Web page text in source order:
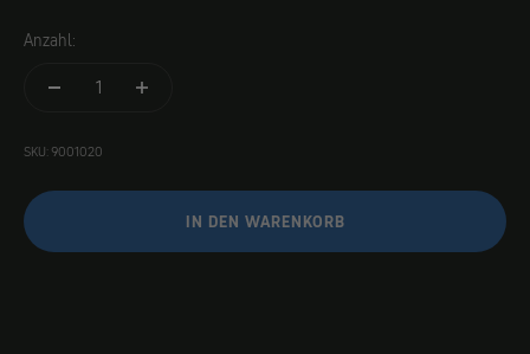
Anzahl:
SKU: 9001020
IN DEN WARENKORB